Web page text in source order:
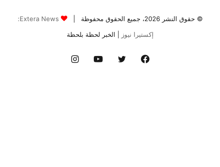
© حقوق النشر 2026، جميع الحقوق محفوظة |
Extera News:
إكستيرا نيوز
| الخبر لحظة بلحظة
فيسبوك تويتر يوتيوب